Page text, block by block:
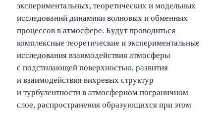
экспериментальных, теоретических и модельных
исследований динамики волновых и обменных
процессов в атмосфере. Будут проводиться
комплексные теоретические и экспериментальные
исследования взаимодействия атмосферы
с подстилающей поверхностью, развития
и взаимодействия вихревых структур
и турбулентности в атмосферном пограничном
слое, распространения образующихся при этом